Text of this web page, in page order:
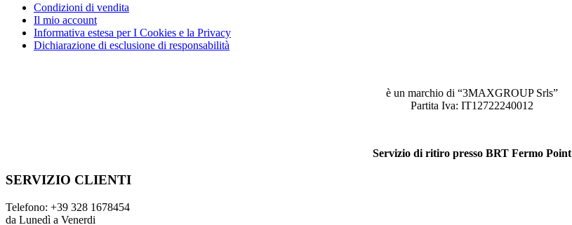
Condizioni di vendita
Il mio account
Informativa estesa per I Cookies e la Privacy
Dichiarazione di esclusione di responsabilità
è un marchio di “3MAXGROUP Srls”
Partita Iva: IT12722240012
Servizio di ritiro presso BRT Fermo Point
SERVIZIO CLIENTI
Telefono: +39 328 1678454
da Lunedì a Venerdi